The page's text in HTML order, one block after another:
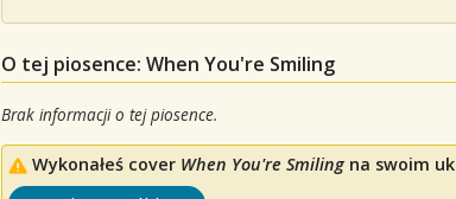
O tej piosence: When You're Smiling
Brak informacji o tej piosence.
Wykonałeś cover When You're Smiling na swoim